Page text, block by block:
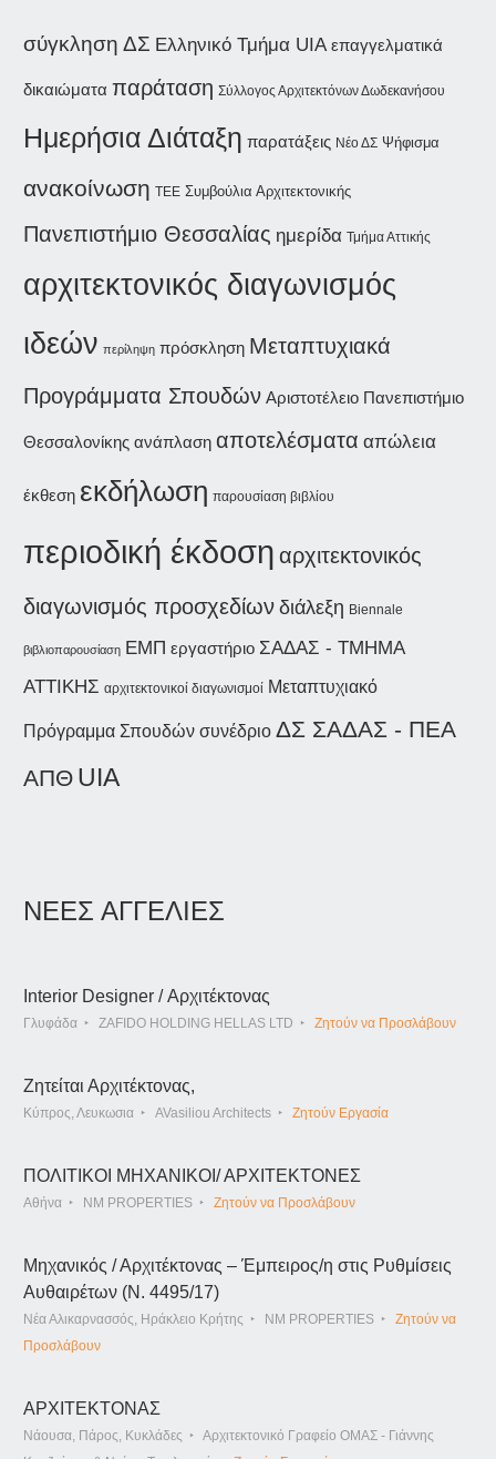
σύγκληση ΔΣ Ελληνικό Τμήμα UIA επαγγελματικά
δικαιώματα παράταση Σύλλογος Αρχιτεκτόνων Δωδεκανήσου
Ημερήσια Διάταξη παρατάξεις Νέο ΔΣ Ψήφισμα
ανακοίνωση ΤΕΕ Συμβούλια Αρχιτεκτονικής
Πανεπιστήμιο Θεσσαλίας ημερίδα Τμήμα Αττικής
αρχιτεκτονικός διαγωνισμός
ιδεών περίληψη πρόσκληση Μεταπτυχιακά
Προγράμματα Σπουδών Αριστοτέλειο Πανεπιστήμιο
Θεσσαλονίκης ανάπλαση αποτελέσματα απώλεια
έκθεση εκδήλωση παρουσίαση βιβλίου
περιοδική έκδοση αρχιτεκτονικός
διαγωνισμός προσχεδίων διάλεξη Biennale
βιβλιοπαρουσίαση ΕΜΠ εργαστήριο ΣΑΔΑΣ - ΤΜΗΜΑ
ΑΤΤΙΚΗΣ αρχιτεκτονικοί διαγωνισμοί Μεταπτυχιακό
Πρόγραμμα Σπουδών συνέδριο ΔΣ ΣΑΔΑΣ - ΠΕΑ
ΑΠΘ UIA
ΝΕΕΣ ΑΓΓΕΛΙΕΣ
Interior Designer / Αρχιτέκτονας
Γλυφάδα ZAFIDO HOLDING HELLAS LTD Ζητούν να Προσλάβουν
Ζητείται Αρχιτέκτονας,
Κύπρος, Λευκωσια AVasiliou Architects Ζητούν Εργασία
ΠΟΛΙΤΙΚΟΙ ΜΗΧΑΝΙΚΟΙ/ ΑΡΧΙΤΕΚΤΟΝΕΣ
Αθήνα NM PROPERTIES Ζητούν να Προσλάβουν
Μηχανικός / Αρχιτέκτονας – Έμπειρος/η στις Ρυθμίσεις
Αυθαιρέτων (Ν. 4495/17)
Νέα Αλικαρνασσός, Ηράκλειο Κρήτης NM PROPERTIES
Ζητούν να
Προσλάβουν
ΑΡΧΙΤΕΚΤΟΝΑΣ
Νάουσα, Πάρος, Κυκλάδες
Αρχιτεκτονικό Γραφείο ΟΜΑΣ - Γιάννης